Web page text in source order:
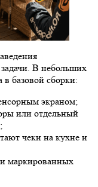
В небольших
в базовой сборки:
экраном;
или отдельный
чеки на кухне и
маркированных